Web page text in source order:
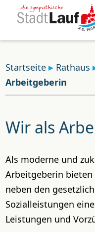
Startseite Rathaus
Arbeitgeberin
Wir als
Als moderne und
Arbeitgeberin
neben den
Sozialleistungen
Leistungen und